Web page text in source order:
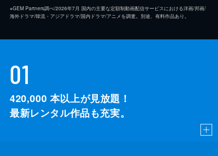
※GEM Partners調べ/2026年7⽉ 国内の主要な定額制動画配信サービスにおける洋画/邦画/
海外ドラマ/韓流・アジアドラマ/国内ドラマ/アニメを調査。別途、有料作品あり。
01
420,000 本以上が見放題！
最新レンタル作品も充実。